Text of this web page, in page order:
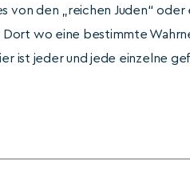
von den „reichen Juden“
wo eine bestimmte
ist jeder und jede einzelne